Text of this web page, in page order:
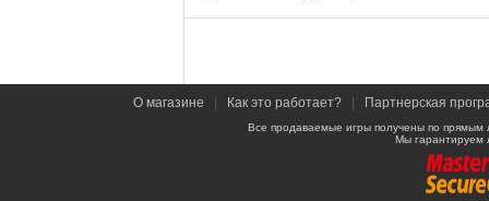
О магазине Как это работает? Партнерская
Все продаваемые игры получены по
Мы гарантируем